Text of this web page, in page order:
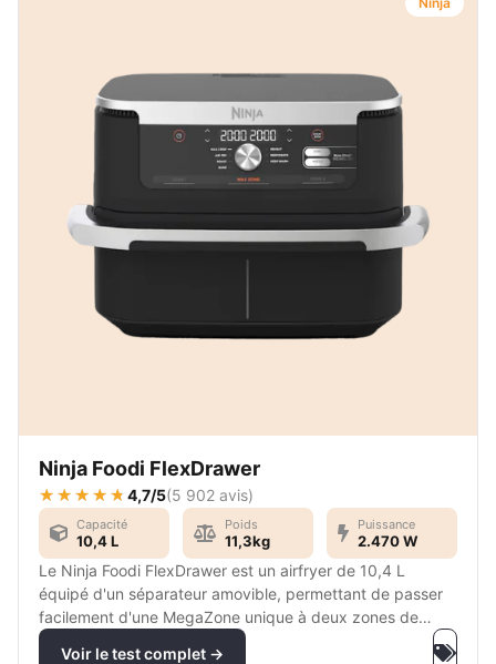
Ninja Foodi FlexDrawer
4,7/5(5 902 avis)
Capacité
10,4 L
Poids
11,3kg
Puissance
2.470 W
Le Ninja Foodi FlexDrawer est un airfryer de 10,4 L
équipé d'un séparateur amovible, permettant de passer
facilement d'une MegaZone unique à deux zones de
cuisson indépendantes pour s'adapter à tous les repas.
Voir le test complet →